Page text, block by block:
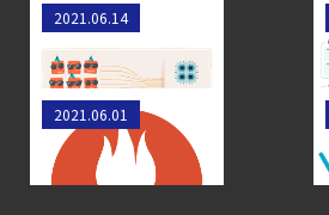
エージェント型脅
AI
モデルの破壊を
【ブログ】
Kubernetesのリソ
ースリミットを適切
なサイズにする方法
2021.06.14
Kubernetesを監視
するためのPromQL
実用例 Top10
2021.06.01